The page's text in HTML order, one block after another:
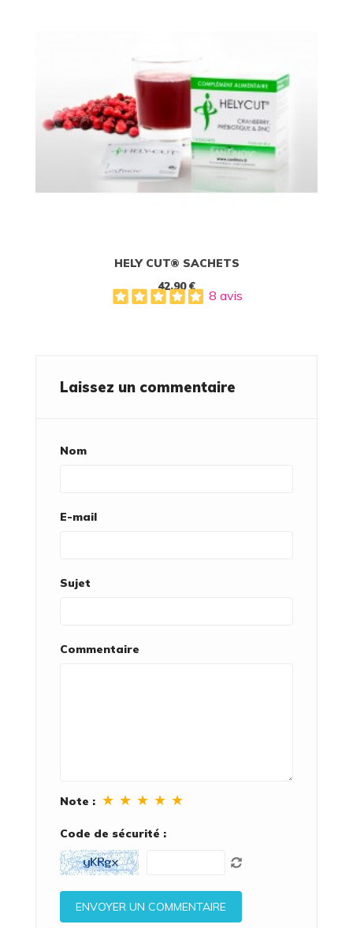
HELY CUT® SACHETS
42,90 €
8 avis
Laissez un commentaire
Nom
E-mail
Sujet
Commentaire
Note : ★ ★ ★ ★ ★
Code de sécurité :